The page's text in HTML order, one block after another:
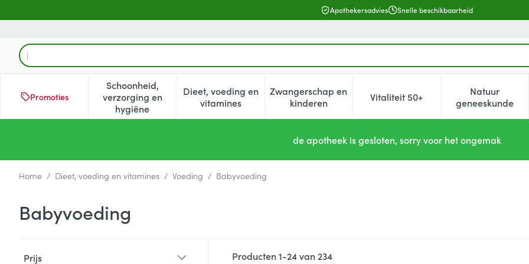
Apothekersadvies Snelle beschikbaarheid
Product, merk, categorie...
Promoties
Schoonheid,
verzorging en
hygiëne
Toon submenu voor Schoonheid, verzorging en hygiëne categorie
Dieet, voeding en
vitaminesToon submenu voor Dieet, voeding en vitamines categorie
Zwangerschap en
kinderenToon submenu voor Zwangerschap en kinderen
Vitaliteit 50+Toon submenu voor Vitaliteit
Natuur
geneeskunde
Toon
de apotheek is gesloten, sorry voor het ongemak
Home / Dieet, voeding en vitamines / Voeding / Babyvoeding
Babyvoeding
Prijs
Producten1-24van 234